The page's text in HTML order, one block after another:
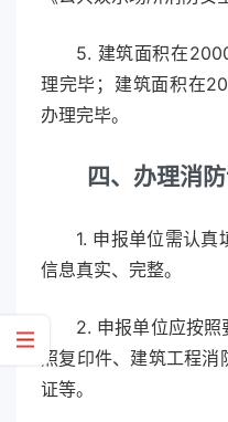
5. 建筑面积在
理完毕；建筑面积在
办理完毕。
四、办理消
1. 申报单位需认真
信息真实、完整。
2. 申报单位应按
照复印件、建筑工程
证等。